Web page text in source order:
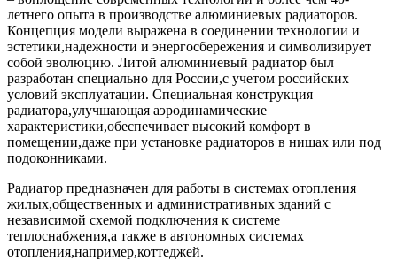
летнего опыта в производстве алюминиевых радиаторов.
Концепция модели выражена в соединении технологии и
эстетики,надежности и энергосбережения и символизирует
собой эволюцию. Литой алюминиевый радиатор был
разработан специально для России,с учетом российских
условий эксплуатации. Специальная конструкция
радиатора,улучшающая аэродинамические
характеристики,обеспечивает высокий комфорт в
помещении,даже при установке радиаторов в нишах или под
подоконниками.
Радиатор предназначен для работы в системах отопления
жилых,общественных и административных зданий с
независимой схемой подключения к системе
теплоснабжения,а также в автономных системах
отопления,например,коттеджей.